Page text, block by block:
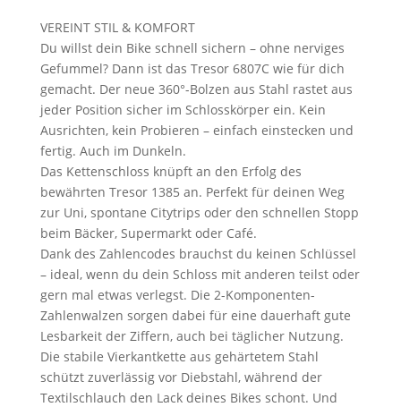
VEREINT STIL & KOMFORT
Du willst dein Bike schnell sichern – ohne nerviges
Gefummel? Dann ist das Tresor 6807C wie für dich
gemacht. Der neue 360°-Bolzen aus Stahl rastet aus
jeder Position sicher im Schlosskörper ein. Kein
Ausrichten, kein Probieren – einfach einstecken und
fertig. Auch im Dunkeln.
Das Kettenschloss knüpft an den Erfolg des
bewährten Tresor 1385 an. Perfekt für deinen Weg
zur Uni, spontane Citytrips oder den schnellen Stopp
beim Bäcker, Supermarkt oder Café.
Dank des Zahlencodes brauchst du keinen Schlüssel
– ideal, wenn du dein Schloss mit anderen teilst oder
gern mal etwas verlegst. Die 2-Komponenten-
Zahlenwalzen sorgen dabei für eine dauerhaft gute
Lesbarkeit der Ziffern, auch bei täglicher Nutzung.
Die stabile Vierkantkette aus gehärtetem Stahl
schützt zuverlässig vor Diebstahl, während der
Textilschlauch den Lack deines Bikes schont. Und